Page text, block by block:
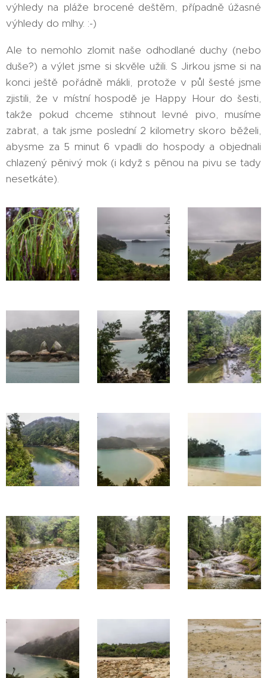
výhledy na pláže brocené deštěm, případně úžasné
výhledy do mlhy. :-)
Ale to nemohlo zlomit naše odhodlané duchy (nebo
duše?) a výlet jsme si skvěle užili. S Jirkou jsme si na
konci ještě pořádně mákli, protože v půl šesté jsme
zjistili, že v místní hospodě je Happy Hour do šesti,
takže pokud chceme stihnout levné pivo, musíme
zabrat, a tak jsme poslední 2 kilometry skoro běželi,
abysme za 5 minut 6 vpadli do hospody a objednali
chlazený pěnivý mok (i když s pěnou na pivu se tady
nesetkáte).